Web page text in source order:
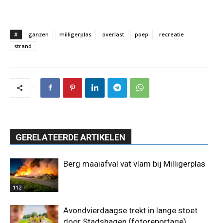
# ganzen milligerplas overlast poep
recreatie
strand
GERELATEERDE ARTIKELEN
112
Berg maaiafval vat vlam bij Milligerplas
Avondvierdaagse trekt in lange stoet